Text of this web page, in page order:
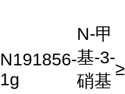
N191856-
1g
N-甲
基-3-
硝基